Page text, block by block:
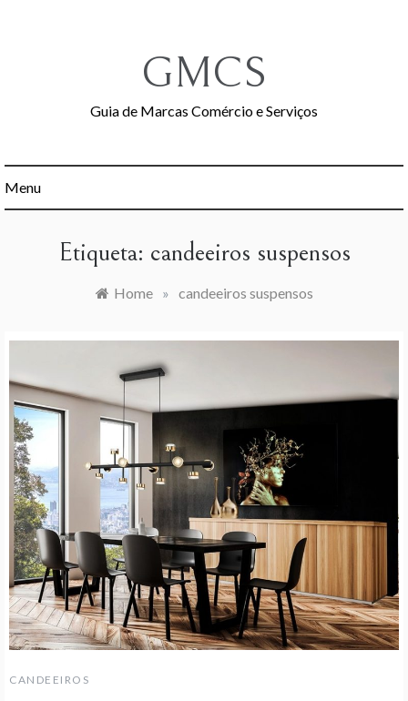
GMCS
Guia de Marcas Comércio e Serviços
Menu
Etiqueta: candeeiros suspensos
Home » candeeiros suspensos
CANDEEIROS